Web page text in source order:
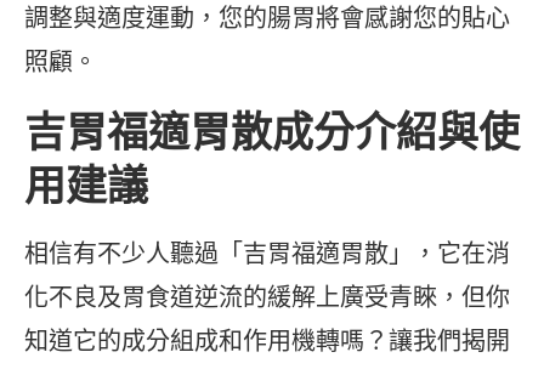
調整與適度運動，您的腸胃將會感謝您的貼心
照顧。
吉胃福適胃散成分介紹與使
用建議
相信有不少人聽過「吉胃福適胃散」，它在消
化不良及胃食道逆流的緩解上廣受青睞，但你
知道它的成分組成和作用機轉嗎？讓我們揭開